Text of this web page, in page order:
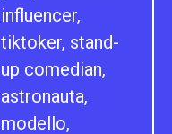
influencer,
tiktoker, stand-
up comedian,
astronauta,
modello,